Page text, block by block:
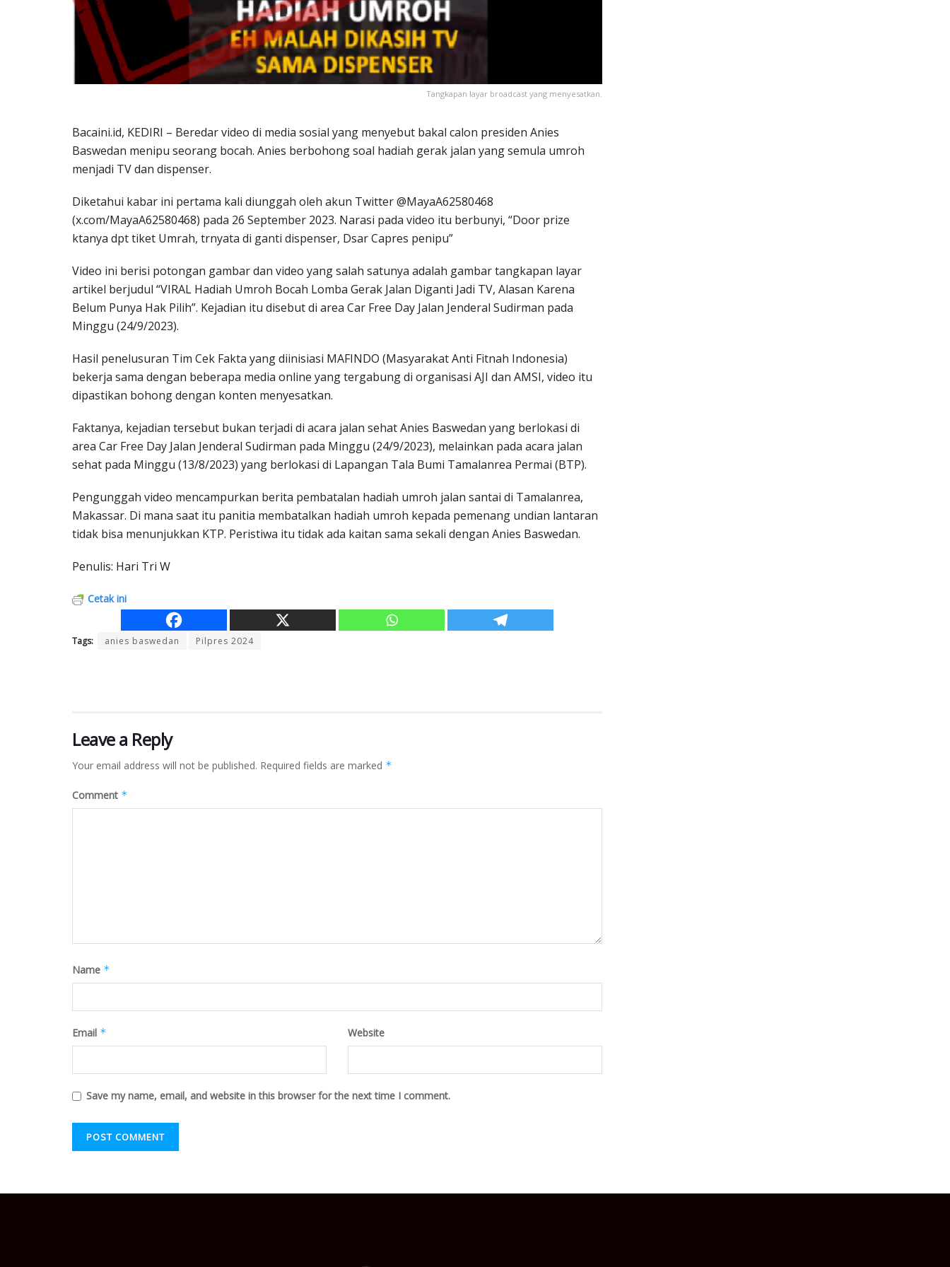
Tangkapan layar broadcast yang menyesatkan.
Bacaini.id, KEDIRI – Beredar video di media sosial yang menyebut bakal calon presiden Anies
Baswedan menipu seorang bocah. Anies berbohong soal hadiah gerak jalan yang semula umroh
menjadi TV dan dispenser.
Diketahui kabar ini pertama kali diunggah oleh akun Twitter @MayaA62580468
(x.com/MayaA62580468) pada 26 September 2023. Narasi pada video itu berbunyi, “Door prize
ktanya dpt tiket Umrah, trnyata di ganti dispenser, Dsar Capres penipu”
Video ini berisi potongan gambar dan video yang salah satunya adalah gambar tangkapan layar
artikel berjudul “VIRAL Hadiah Umroh Bocah Lomba Gerak Jalan Diganti Jadi TV, Alasan Karena
Belum Punya Hak Pilih”. Kejadian itu disebut di area Car Free Day Jalan Jenderal Sudirman pada
Minggu (24/9/2023).
Hasil penelusuran Tim Cek Fakta yang diinisiasi MAFINDO (Masyarakat Anti Fitnah Indonesia)
bekerja sama dengan beberapa media online yang tergabung di organisasi AJI dan AMSI, video itu
dipastikan bohong dengan konten menyesatkan.
Faktanya, kejadian tersebut bukan terjadi di acara jalan sehat Anies Baswedan yang berlokasi di
area Car Free Day Jalan Jenderal Sudirman pada Minggu (24/9/2023), melainkan pada acara jalan
sehat pada Minggu (13/8/2023) yang berlokasi di Lapangan Tala Bumi Tamalanrea Permai (BTP).
Pengunggah video mencampurkan berita pembatalan hadiah umroh jalan santai di Tamalanrea,
Makassar. Di mana saat itu panitia membatalkan hadiah umroh kepada pemenang undian lantaran
tidak bisa menunjukkan KTP. Peristiwa itu tidak ada kaitan sama sekali dengan Anies Baswedan.
Penulis: Hari Tri W
Cetak ini
Tags: anies baswedan Pilpres 2024
Leave a Reply
Your email address will not be published. Required fields are marked *
Comment *
Name *
Email * Website
Save my name, email, and website in this browser for the next time I comment.